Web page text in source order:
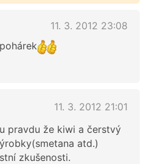
11. 3. 2012 23:08
11. 3. 2012 21:01
pravdu že kiwi a čerstvý
atd.)
zkušenosti.